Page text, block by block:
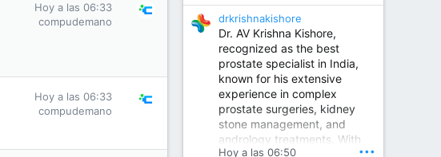
Hoy a las 06:33
compudemano
Hoy a las 06:33
compudemano
drkrishnakishore
Dr. AV Krishna Kishore,
recognized as the best
prostate specialist in India,
known for his extensive
experience in complex
prostate surgeries, kidney
stone management, and
andrology treatments. With
Hoy a las 06:50 •••